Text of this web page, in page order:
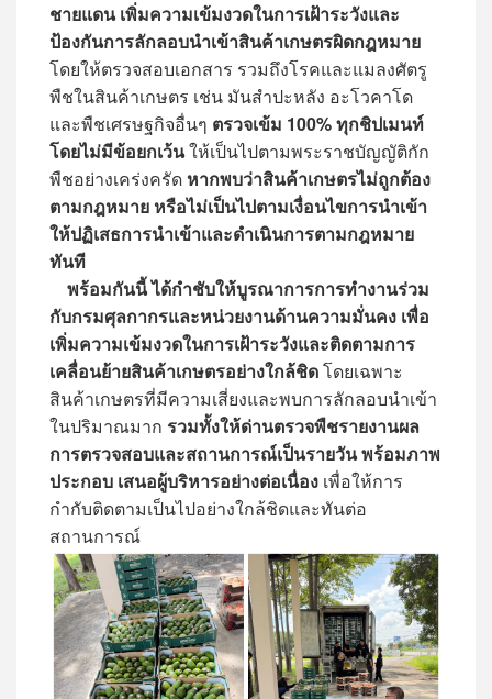
ชายแดน เพิ่มความเข้มงวดในการเฝ้าระวังและ
ป้องกันการลักลอบนำเข้าสินค้าเกษตรผิดกฎหมาย
โดยให้ตรวจสอบเอกสาร รวมถึงโรคและแมลงศัตรู
พืชในสินค้าเกษตร เช่น มันสำปะหลัง อะโวคาโด
และพืชเศรษฐกิจอื่นๆ ตรวจเข้ม 100% ทุกชิปเมนท์
โดยไม่มีข้อยกเว้นให้เป็นไปตามพระราชบัญญัติกัก
พืชอย่างเคร่งครัด หากพบว่าสินค้าเกษตรไม่ถูกต้อง
ตามกฎหมาย หรือไม่เป็นไปตามเงื่อนไขการนำเข้า
ให้ปฏิเสธการนำเข้าและดำเนินการตามกฎหมาย
ทันที
พร้อมกันนี้ ได้กำชับให้บูรณาการการทำงานร่วม
กับกรมศุลกากรและหน่วยงานด้านความมั่นคง เพื่อ
เพิ่มความเข้มงวดในการเฝ้าระวังและติดตามการ
เคลื่อนย้ายสินค้าเกษตรอย่างใกล้ชิดโดยเฉพาะ
สินค้าเกษตรที่มีความเสี่ยงและพบการลักลอบนำเข้า
ในปริมาณมาก รวมทั้งให้ด่านตรวจพืชรายงานผล
การตรวจสอบและสถานการณ์เป็นรายวัน พร้อมภาพ
ประกอบ เสนอผู้บริหารอย่างต่อเนื่อง เพื่อให้การ
กำกับติดตามเป็นไปอย่างใกล้ชิดและทันต่อ
สถานการณ์